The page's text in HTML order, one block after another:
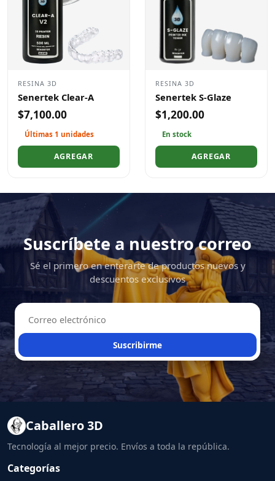
RESINA 3D
Senertek Clear-A
$7,100.00
Últimas 1 unidades
AGREGAR
RESINA 3D
Senertek S-Glaze
$1,200.00
En stock
AGREGAR
Suscríbete a nuestro correo
Sé el primero en enterarte de productos nuevos y
descuentos exclusivos
Suscribirme
Caballero 3D
Tecnología al mejor precio. Envíos a toda la república.
Categorías